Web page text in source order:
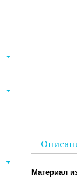
Материал